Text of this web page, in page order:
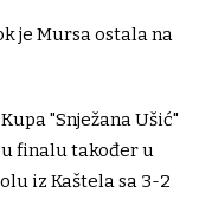
je Mursa ostala na
"Snježana Ušić"
u finalu također u
iz Kaštela sa 3-2